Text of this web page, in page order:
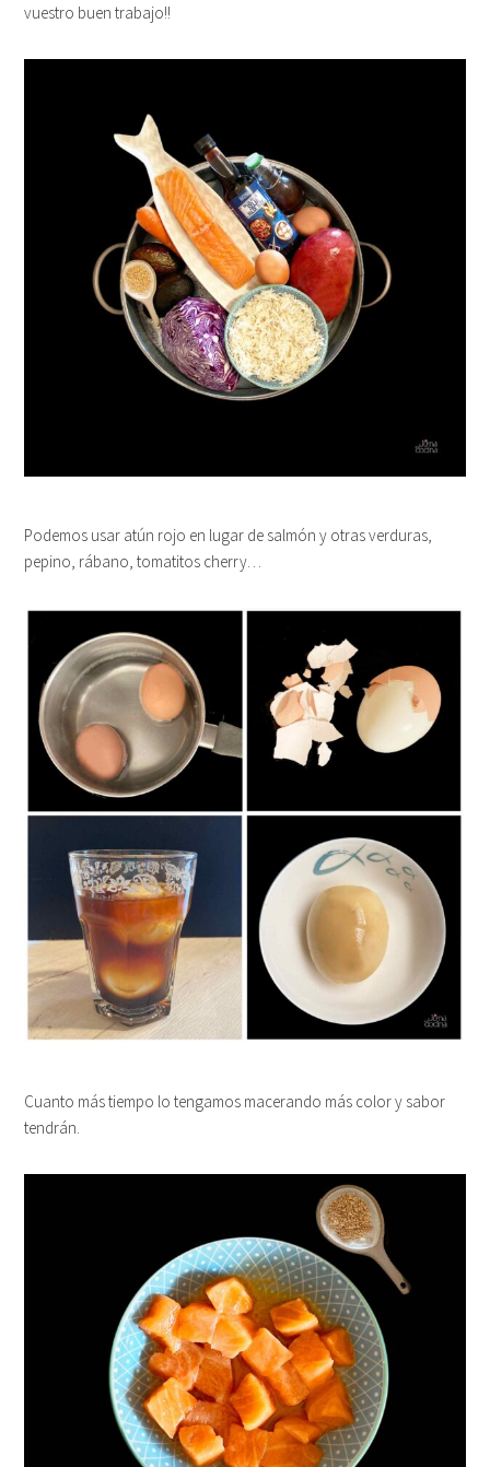
vuestro buen trabajo!!
Podemos usar atún rojo en lugar de salmón y otras verduras,
pepino, rábano, tomatitos cherry…
Cuanto más tiempo lo tengamos macerando más color y sabor
tendrán.